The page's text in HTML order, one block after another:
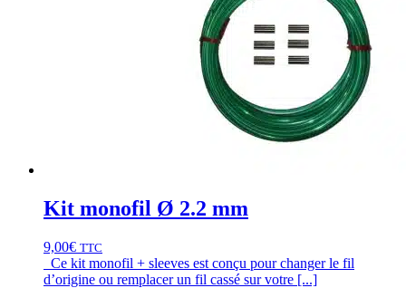
Kit monofil Ø 2.2 mm
9,00€ TTC
Ce kit monofil + sleeves est conçu pour changer le fil
d’origine ou remplacer un fil cassé sur votre [...]